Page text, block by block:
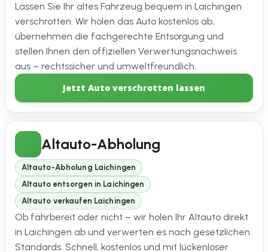
Lassen Sie Ihr altes Fahrzeug bequem in Laichingen
verschrotten. Wir holen das Auto kostenlos ab,
übernehmen die fachgerechte Entsorgung und
stellen Ihnen den offiziellen Verwertungsnachweis
aus – rechtssicher und umweltfreundlich.
Jetzt Auto verschrotten lassen
Altauto-Abholung
Altauto-Abholung Laichingen
Altauto entsorgen in Laichingen
Altauto verkaufen Laichingen
Ob fahrbereit oder nicht – wir holen Ihr Altauto direkt
in Laichingen ab und verwerten es nach gesetzlichen
Standards. Schnell, kostenlos und mit lückenloser